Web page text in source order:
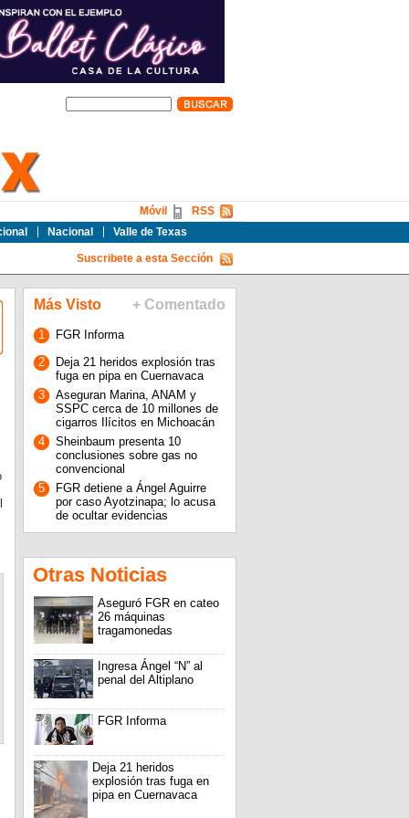
Nacional Valle de Texas
RSS
Móvil
Suscribete a esta Sección
Más Visto + Comentado
1
FGR Informa
2
Deja 21 heridos explosión tras
fuga en pipa en Cuernavaca
3
Aseguran Marina, ANAM y
SSPC cerca de 10 millones de
cigarros Ilícitos en Michoacán
4
Sheinbaum presenta 10
conclusiones sobre gas no
convencional
5
FGR detiene a Ángel Aguirre
por caso Ayotzinapa; lo acusa
de ocultar evidencias
Otras Noticias
Aseguró FGR en cateo
26 máquinas
tragamonedas
Ingresa Ángel “N” al
penal del Altiplano
FGR Informa
Deja 21 heridos
explosión tras fuga en
pipa en Cuernavaca